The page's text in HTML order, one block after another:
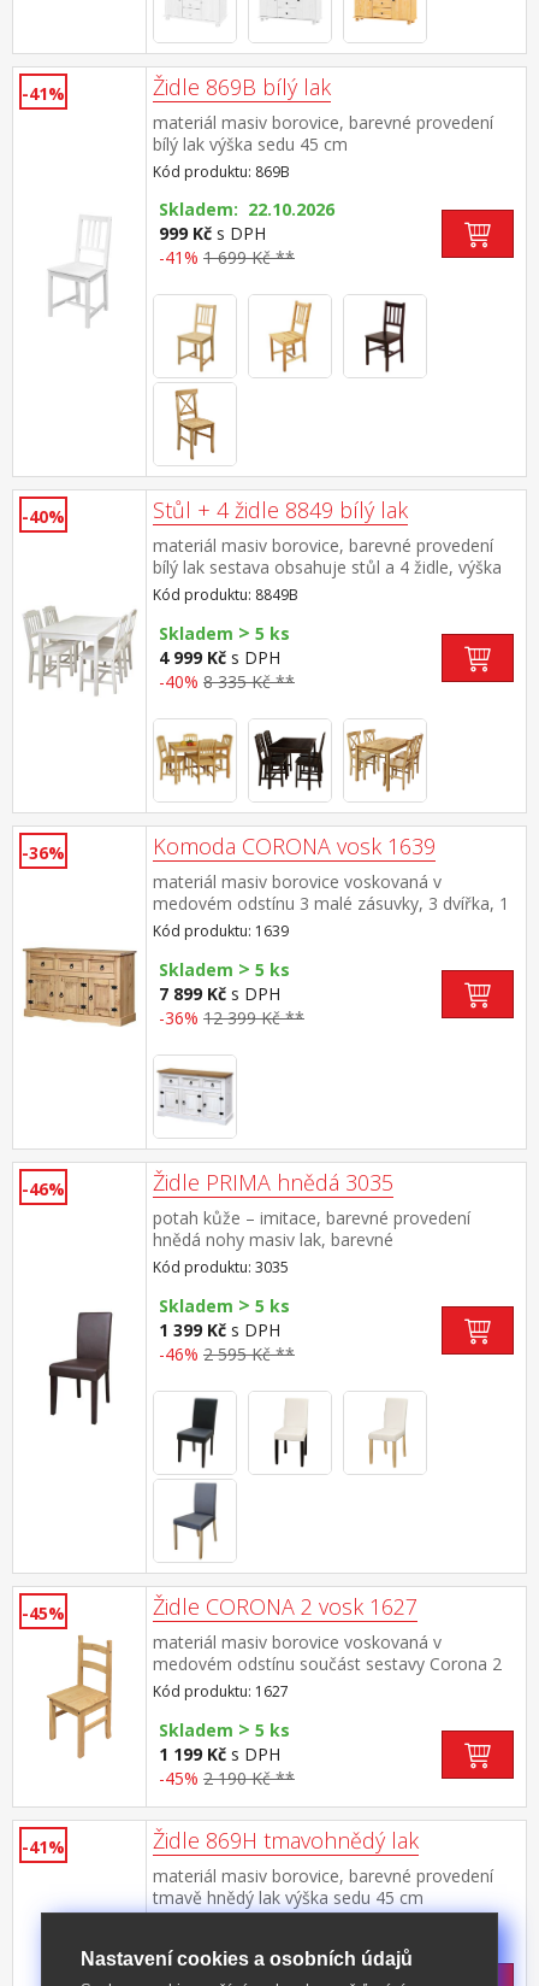
-41% Židle 869B bílý lak
materiál masiv borovice, barevné provedení
bílý lak výška sedu 45 cm
Kód produktu: 869B
Skladem: 22.10.2026
999 Kč s DPH
-41% 1 699 Kč **
-40% Stůl + 4 židle 8849 bílý lak
materiál masiv borovice, barevné provedení
bílý lak sestava obsahuje stůl a 4 židle, výška
sedu židle 45 cm rozměr stolu (š/h/v) 118 × 75
× 73 cm rozměr židle (š/h/v) 41 × 42 × 86 cm
Kód produktu: 8849B
Skladem > 5 ks
4 999 Kč s DPH
-40% 8 335 Kč **
-36% Komoda CORONA vosk 1639
materiál masiv borovice voskovaná v
medovém odstínu 3 malé zásuvky, 3 dvířka, 1
police, kovové ozdobné úchytky vhodný
doplněk nástavec CORONA 16465 součást
sestavy Corona
Kód produktu: 1639
Skladem > 5 ks
7 899 Kč s DPH
-36% 12 399 Kč **
-46% Židle PRIMA hnědá 3035
potah kůže – imitace, barevné provedení
hnědá nohy masiv lak, barevné
provedení tmavě hnědá výška sedu 47 cm,
doporučená nosnost do 120 kg
Kód produktu: 3035
Skladem > 5 ks
1 399 Kč s DPH
-46% 2 595 Kč **
-45% Židle CORONA 2 vosk 1627
materiál masiv borovice voskovaná v
medovém odstínu součást sestavy Corona 2
Kód produktu: 1627
Skladem > 5 ks
1 199 Kč s DPH
-45% 2 190 Kč **
-41% Židle 869H tmavohnědý lak
materiál masiv borovice, barevné provedení
tmavě hnědý lak výška sedu 45 cm
Skladem: 22.10.2026
Nastavení cookies a osobních údajů